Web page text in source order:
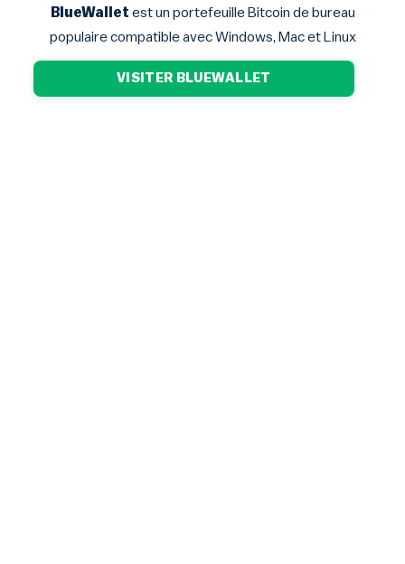
BlueWallet est un portefeuille Bitcoin de bureau
populaire compatible avec Windows, Mac et Linux
VISITER BLUEWALLET